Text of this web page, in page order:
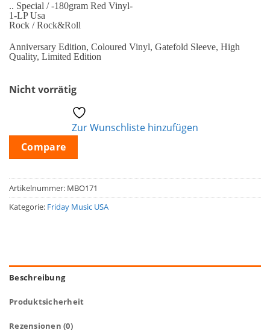
.. Special / -180gram Red Vinyl-
1-LP Usa
Rock / Rock&Roll
Anniversary Edition, Coloured Vinyl, Gatefold Sleeve, High
Quality, Limited Edition
Nicht vorrätig
Zur Wunschliste hinzufügen
Compare
Artikelnummer: MBO171
Kategorie: Friday Music USA
Beschreibung
Produktsicherheit
Rezensionen (0)